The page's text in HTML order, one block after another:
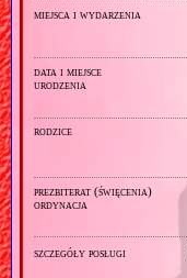
miejsca i wydarzenia
data i miejsce
urodzenia
rodzice
prezbiterat (święcenia)
ordynacja
szczegóły posługi